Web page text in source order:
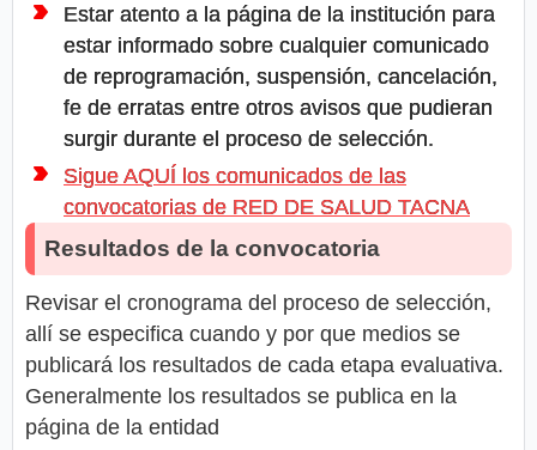
Estar atento a la página de la institución para
estar informado sobre cualquier comunicado
de reprogramación, suspensión, cancelación,
fe de erratas entre otros avisos que pudieran
surgir durante el proceso de selección.
Sigue AQUÍ los comunicados de las
convocatorias de RED DE SALUD TACNA
Resultados de la convocatoria
Revisar el cronograma del proceso de selección,
allí se especifica cuando y por que medios se
publicará los resultados de cada etapa evaluativa.
Generalmente los resultados se publica en la
página de la entidad